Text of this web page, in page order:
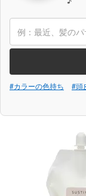
#カラーの色持ち #頭